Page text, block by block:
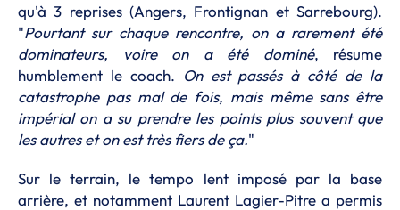
qu'à 3 reprises (Angers, Frontignan et Sarrebourg).
"Pourtant sur chaque rencontre, on a rarement été
dominateurs, voire on a été dominé, résume
humblement le coach. On est passés à côté de la
catastrophe pas mal de fois, mais même sans être
impérial on a su prendre les points plus souvent que
les autres et on est très fiers de ça."
Sur le terrain, le tempo lent imposé par la base
arrière, et notamment Laurent Lagier-Pitre a permis